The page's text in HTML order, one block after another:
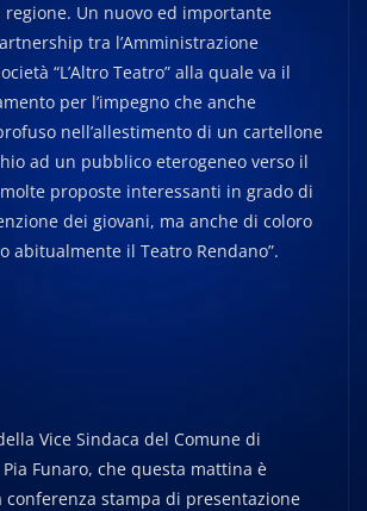
regione. Un nuovo ed importante
tra l’Amministrazione
“L’Altro Teatro” alla quale va il
per l’impegno che anche
nell’allestimento di un cartellone
ad un pubblico eterogeneo verso il
proposte interessanti in grado di
dei giovani, ma anche di coloro
abitualmente il Teatro Rendano”.
Vice Sindaca del Comune di
Funaro, che questa mattina è
stampa di presentazione